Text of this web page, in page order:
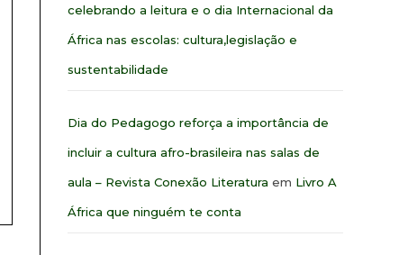
celebrando a leitura e o dia Internacional da
África nas escolas: cultura,legislação e
sustentabilidade
Dia do Pedagogo reforça a importância de
incluir a cultura afro-brasileira nas salas de
aula – Revista Conexão Literatura em Livro A
África que ninguém te conta